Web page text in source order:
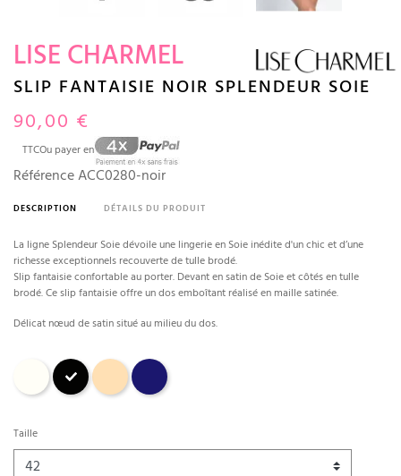
LISE CHARMEL
SLIP FANTAISIE NOIR SPLENDEUR SOIE
90,00 €
TTCOu payer en
RéférenceACC0280-noir
DESCRIPTION DÉTAILS DU PRODUIT
La ligne Splendeur Soie dévoile une lingerie en Soie inédite d'un chic et d’une
richesse exceptionnels recouverte de tulle brodé.
Slip fantaisie confortable au porter. Devant en satin de Soie et côtés en tulle
brodé. Ce slip fantaisie offre un dos emboîtant réalisé en maille satinée.
Délicat nœud de satin situé au milieu du dos.
Noir Aurore (sable)
Marine
Taille